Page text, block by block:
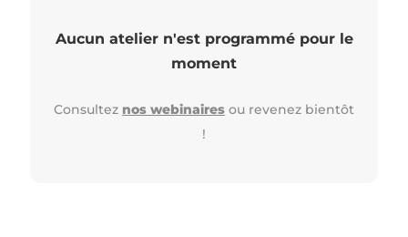
Aucun atelier n'est programmé pour le
moment
Consultez nos webinaires ou revenez bientôt
!